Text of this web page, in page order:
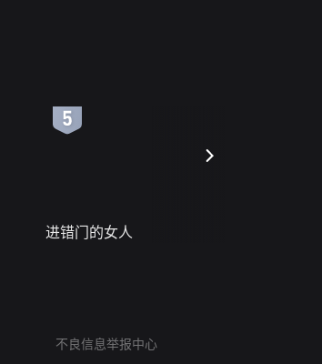
进错门的女人
不良信息举报中心